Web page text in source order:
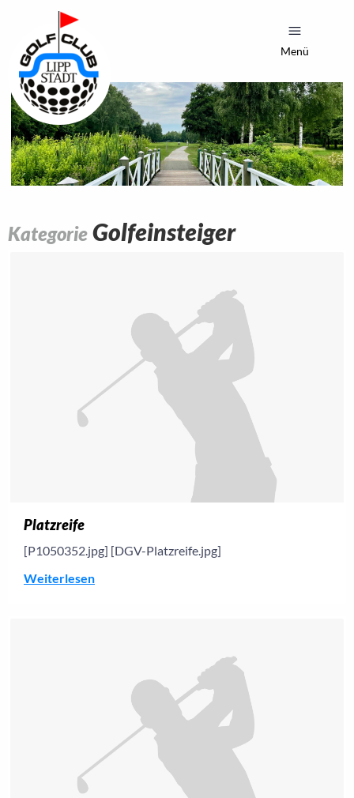
Menü
Kategorie Golfeinsteiger
Platzreife
[P1050352.jpg] [DGV-Platzreife.jpg]
Weiterlesen